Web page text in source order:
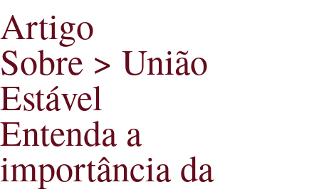
Artigo
Sobre > União
Estável
Entenda a
importância da